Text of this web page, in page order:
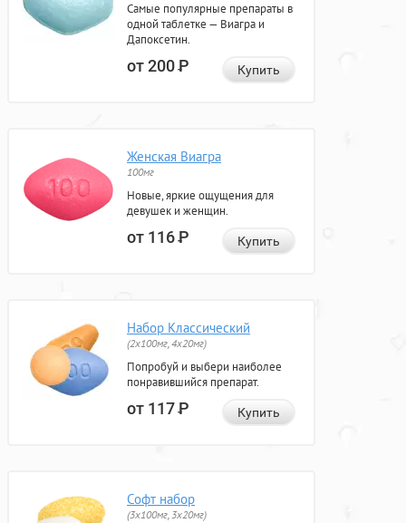
Самые популярные препараты в
одной таблетке — Виагра и
Дапоксетин.
от 200Р Купить
Женская Виагра
100мг
Новые, яркие ощущения для
девушек и женщин.
от 116Р Купить
Набор Классический
(2x100мг, 4x20мг)
Попробуй и выбери наиболее
понравившийся препарат.
от 117Р Купить
Софт набор
(3x100мг, 3x20мг)